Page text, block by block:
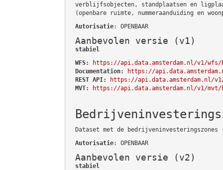
verblijfsobjecten, standplaatsen en
(openbare ruimte, nummeraanduiding en
Autorisatie: OPENBAAR
Aanbevolen versie (v1)
stabiel
WFS:
https://api.data.amsterdam.nl/v1/wfs/
Documentation:
https://
REST API:
https://api.data.amsterdam.nl/
MVT:
https://api.data.amsterdam.nl/v1/mvt/
Dataset met de bedrijveninvesteringszones
Autorisatie: OPENBAAR
Aanbevolen versie (v2)
stabiel